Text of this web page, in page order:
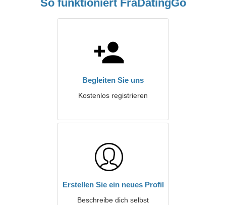
So funktioniert FraDatingGo
Begleiten Sie uns
Kostenlos registrieren
Erstellen Sie ein neues Profil
Beschreibe dich selbst